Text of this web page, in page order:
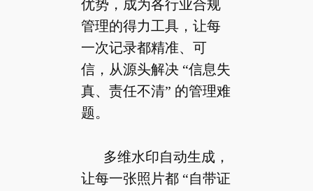
优势，成为各行业合规
管理的得力工具，让每
一次记录都精准、可
信，从源头解决 “信息失
真、责任不清” 的管理难
题。
多维水印自动生成，
让每一张照片都 “自带证